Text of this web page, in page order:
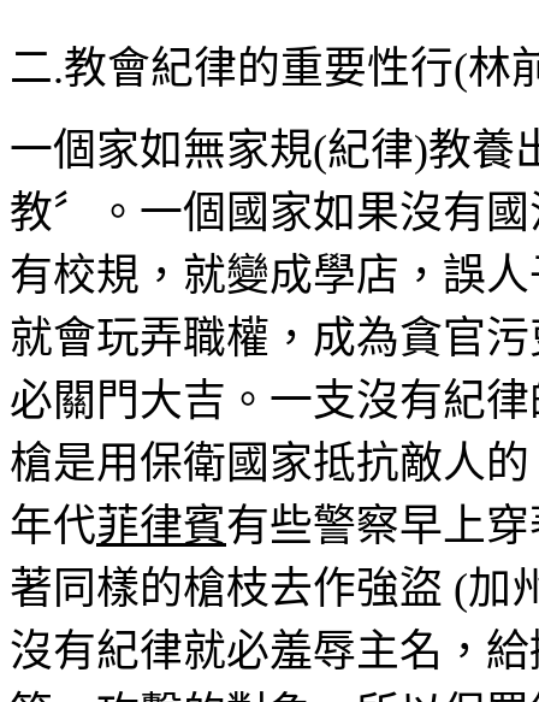
二.教會紀律的重要性行(林
一個家如無家規(紀律)教養
教〞。一個國家如果沒有
有校規，就變成學店，誤
就會玩弄職權，成為貪官
必關門大吉。一支沒有紀
槍是用保衛國家抵抗敵人
年代菲律賓有些警察早上
著同樣的槍枝去作強盜 (加
沒有紀律就必羞辱主名，